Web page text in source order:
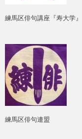
練馬区俳句講座『寿大学』
練馬区俳句連盟